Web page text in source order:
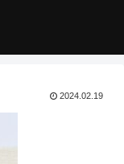
2024.02.19